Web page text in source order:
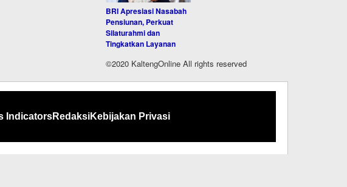
BRI Apresiasi Nasabah
Pensiunan, Perkuat
Silaturahmi dan
Tingkatkan Layanan
©2020 KaltengOnline All rights reserved
IndicatorsRedaksiKebijakan Privasi